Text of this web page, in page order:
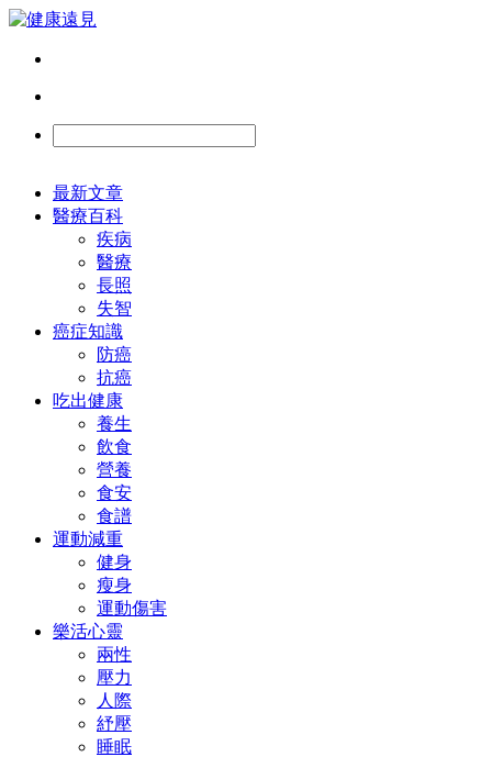
最新文章
醫療百科
疾病
醫療
長照
失智
癌症知識
防癌
抗癌
吃出健康
養生
飲食
營養
食安
食譜
運動減重
健身
瘦身
運動傷害
樂活心靈
兩性
壓力
人際
紓壓
睡眠